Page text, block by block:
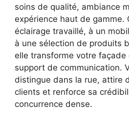
soins de qualité, ambiance
expérience haut de gamme.
éclairage travaillé, à un
à une sélection de produits
elle transforme votre façade
support de communication.
distingue dans la rue, attire
clients et renforce sa
concurrence dense.